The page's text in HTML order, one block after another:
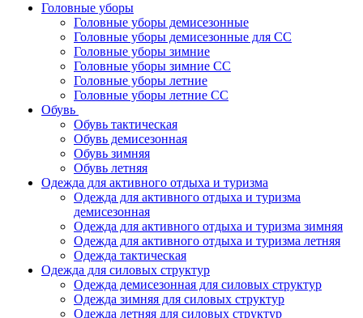
Головные уборы
Головные уборы демисезонные
Головные уборы демисезонные для СС
Головные уборы зимние
Головные уборы зимние СС
Головные уборы летние
Головные уборы летние СС
Обувь
Обувь тактическая
Обувь демисезонная
Обувь зимняя
Обувь летняя
Одежда для активного отдыха и туризма
Одежда для активного отдыха и туризма
демисезонная
Одежда для активного отдыха и туризма зимняя
Одежда для активного отдыха и туризма летняя
Одежда тактическая
Одежда для силовых структур
Одежда демисезонная для силовых структур
Одежда зимняя для силовых структур
Одежда летняя для силовых структур